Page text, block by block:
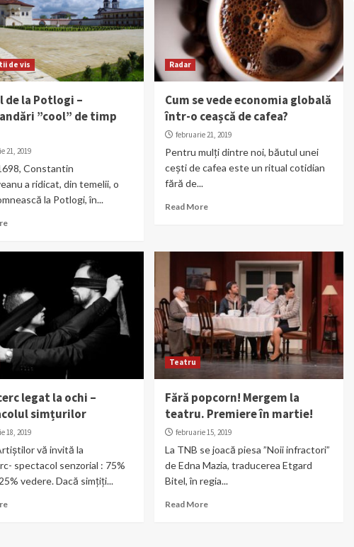
de vis
de la Potlogi –
”cool” de timp
21, 2019
Constantin
a ridicat, din temelii, o
la Potlogi, în...
Radar
Cum se vede economia globală
într-o ceașcă de cafea?
februarie 21, 2019
Pentru mulți dintre noi, băutul unei
cești de cafea este un ritual cotidian
fără de...
Read More
legat la ochi –
simțurilor
18, 2019
vă invită la
spectacol senzorial : 75%
vedere. Dacă simțiți...
Teatru
Fără popcorn! Mergem la
teatru. Premiere în martie!
februarie 15, 2019
La TNB se joacă piesa ”Noii infractori”
de Edna Mazia, traducerea Etgard
Bitel, în regia...
Read More